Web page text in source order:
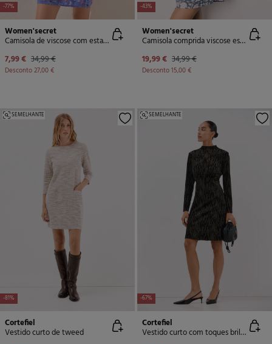
-77%
Women'secret
Camisola de viscose com estampado azul
7,99 € 34,99 €
Desconto27,00 €
-43%
Women'secret
Camisola comprida viscose estampado de flores rosa
19,99 € 34,99 €
Desconto15,00 €
-81%
SEMELHANTE
Cortefiel
Vestido curto de tweed
-67%
SEMELHANTE
Cortefiel
Vestido curto com toques brilhantes